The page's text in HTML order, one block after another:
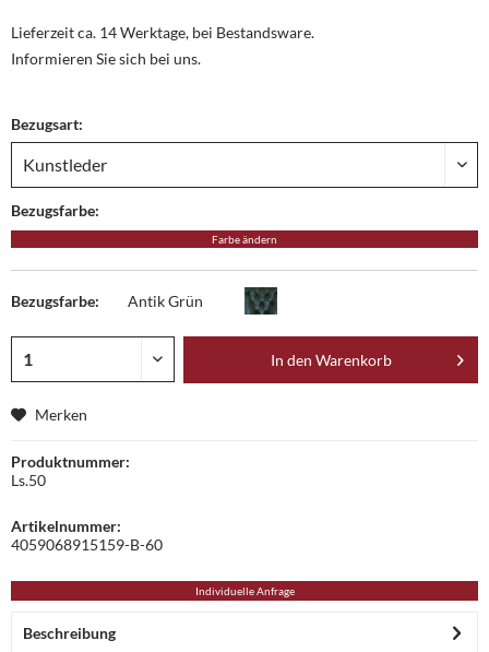
Lieferzeit ca. 14 Werktage, bei Bestandsware.
Informieren Sie sich bei uns.
Bezugsart:
Bezugsfarbe:
Farbe ändern
Bezugsfarbe: Antik Grün
In den Warenkorb
Merken
Produktnummer:
Ls.50
Artikelnummer:
4059068915159-B-60
Individuelle Anfrage
Beschreibung